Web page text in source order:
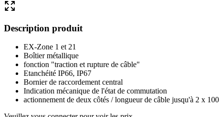
Description produit
EX-Zone 1 et 21
Boîtier métallique
fonction "traction et rupture de câble"
Etanchéité IP66, IP67
Bornier de raccordement central
Indication mécanique de l'état de commutation
actionnement de deux côtés / longueur de câble jusqu'à 2 x